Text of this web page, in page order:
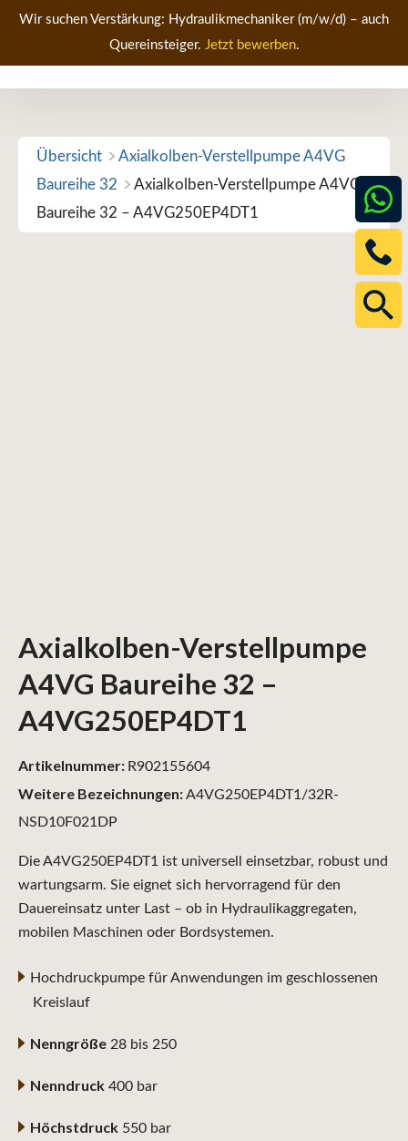
Zum
springen
Wir suchen Verstärkung: Hydraulikmechaniker (m/w/d) – auch
Quereinsteiger. Jetzt bewerben.
Übersicht
Axialkolben-Verstellpumpe A4VG
Baureihe 32
Axialkolben-Verstellpumpe A4VG
Baureihe 32 – A4VG250EP4DT1
Axialkolben-Verstellpumpe
A4VG Baureihe 32 –
A4VG250EP4DT1
Die A4VG250EP4DT1 ist universell einsetzbar, robust und
wartungsarm. Sie eignet sich hervorragend für den
Dauereinsatz unter Last – ob in Hydraulikaggregaten,
mobilen Maschinen oder Bordsystemen.
Hochdruckpumpe für Anwendungen im geschlossenen
Kreislauf
Nenngröße 28 bis 250
Nenndruck 400 bar
Höchstdruck 550 bar
Weitere Bezeichnungen:A4VG250EP4DT1/32R-
NSD10F021DP
Artikelnummer: R902155604